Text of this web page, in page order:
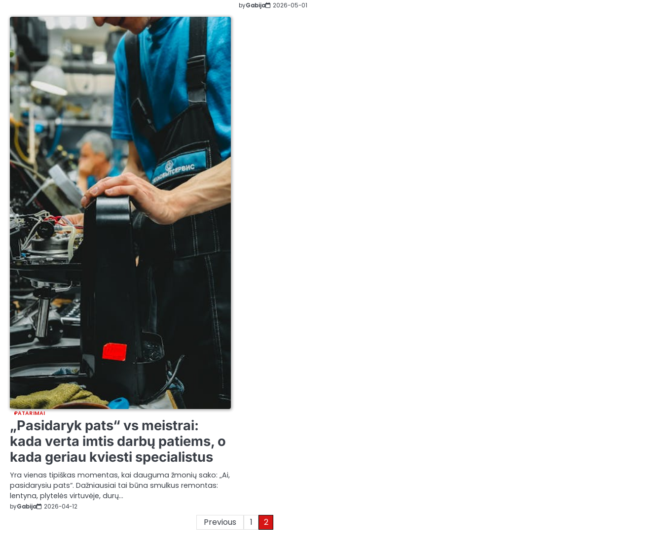
byGabija 2026-05-01
PATARIMAI
„Pasidaryk pats“ vs meistrai:
kada verta imtis darbų patiems, o
kada geriau kviesti specialistus
Yra vienas tipiškas momentas, kai dauguma žmonių sako: „Ai,
pasidarysiu pats“. Dažniausiai tai būna smulkus remontas:
lentyna, plytelės virtuvėje, durų…
byGabija 2026-04-12
Previous 1 2